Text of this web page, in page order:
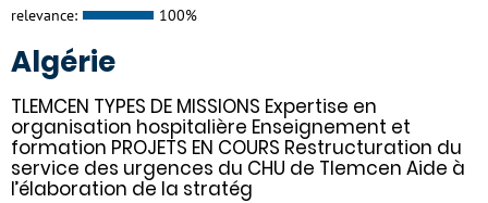
relevance: 100%
Algérie
TLEMCEN TYPES DE MISSIONS Expertise en
organisation hospitalière Enseignement et
formation PROJETS EN COURS Restructuration du
service des urgences du CHU de Tlemcen Aide à
l’élaboration de la stratég